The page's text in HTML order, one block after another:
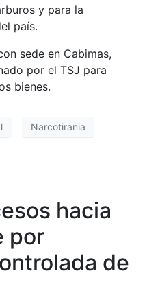
y para la
país.
sede en Cabimas,
por el TSJ para
bienes.
Narcotirania
hacia
por
de